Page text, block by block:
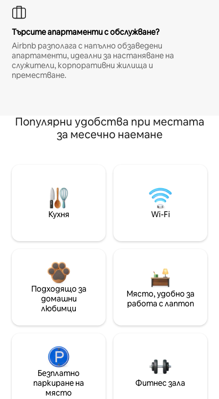
Търсите апартаменти с обслужване?
Airbnb разполага с напълно обзаведени
апартаменти, идеални за настаняване на
служители, корпоративни жилища и
преместване.
Популярни удобства при местата
за месечно наемане
Кухня Wi-Fi
Подходящо за
домашни
любимци
Място, удобно за
работа с лаптоп
Безплатно
паркиране на
място
Фитнес зала